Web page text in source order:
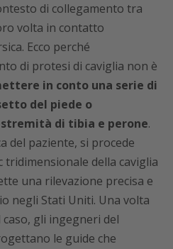
di collegamento tra
volta in contatto
Ecco perché
di protesi di caviglia non è
in conto una serie di
del piede o
di tibia e perone.
del paziente, si procede
tridimensionale della caviglia
una rilevazione precisa e
negli Stati Uniti. Una volta
gli ingegneri del
le guide che